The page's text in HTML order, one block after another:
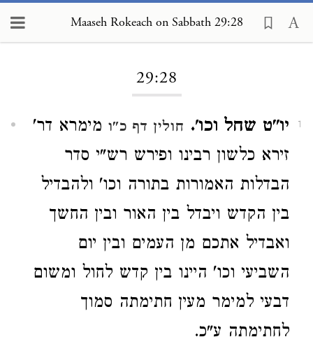
Maaseh Rokeach on Sabbath 29:28
29:28
1 יו"ט שחל וכו'. חולין דף כ"ו מימרא דר'
זירא כלשון רבינו ופירש רש"י סדר
הבדלות האמורות בתורה וכו' ולהבדיל
בין הקדש ויבדל בין האור ובין החשך
ואבדיל אתכם מן העמים ובין יום
השביעי וכו' היינו בין קדש לחול ומשום
דבעי למימר מעין חתימתה סמוך
לחתימתה ע"כ.